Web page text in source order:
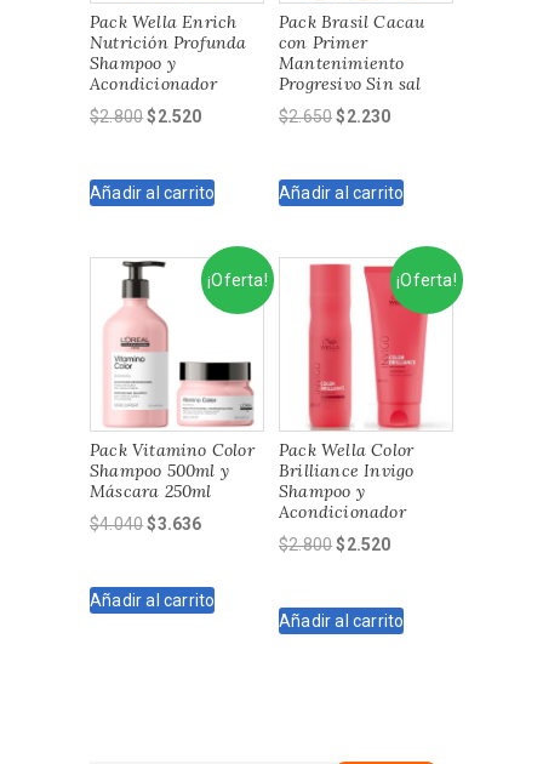
Pack Wella Enrich
Nutrición Profunda
Shampoo y
Acondicionador
$2.800El
era:
$2.520El
es:
Añadir al carrito
Pack Brasil Cacau
con Primer
Mantenimiento
Progresivo Sin sal
$2.650El
era:
$2.230El
es:
Añadir al carrito
¡Oferta!
Pack Vitamino Color
Shampoo 500ml y
Máscara 250ml
$4.040El
era:
$3.636El
es:
Añadir al carrito
¡Oferta!
Pack Wella Color
Brilliance Invigo
Shampoo y
Acondicionador
$2.800El
era:
$2.520El
es:
Añadir al carrito